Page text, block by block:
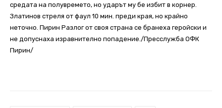
средата на полувремето, но ударът му бе избит в корнер.
Златинов стреля от фаул 10 мин. преди края, но крайно
неточно. Пирин Разлог от своя страна се бранеха геройски и
не допуснаха изравнително попадение./Пресслужба ОФК
Пирин/